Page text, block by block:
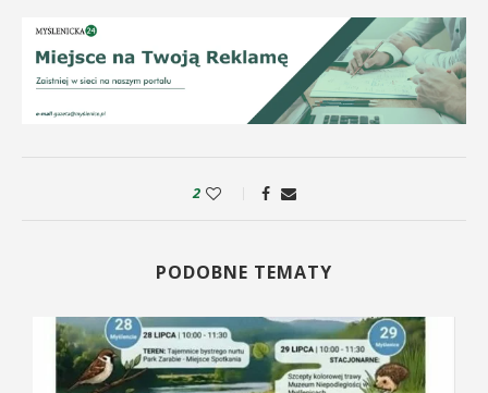
2
PODOBNE TEMATY